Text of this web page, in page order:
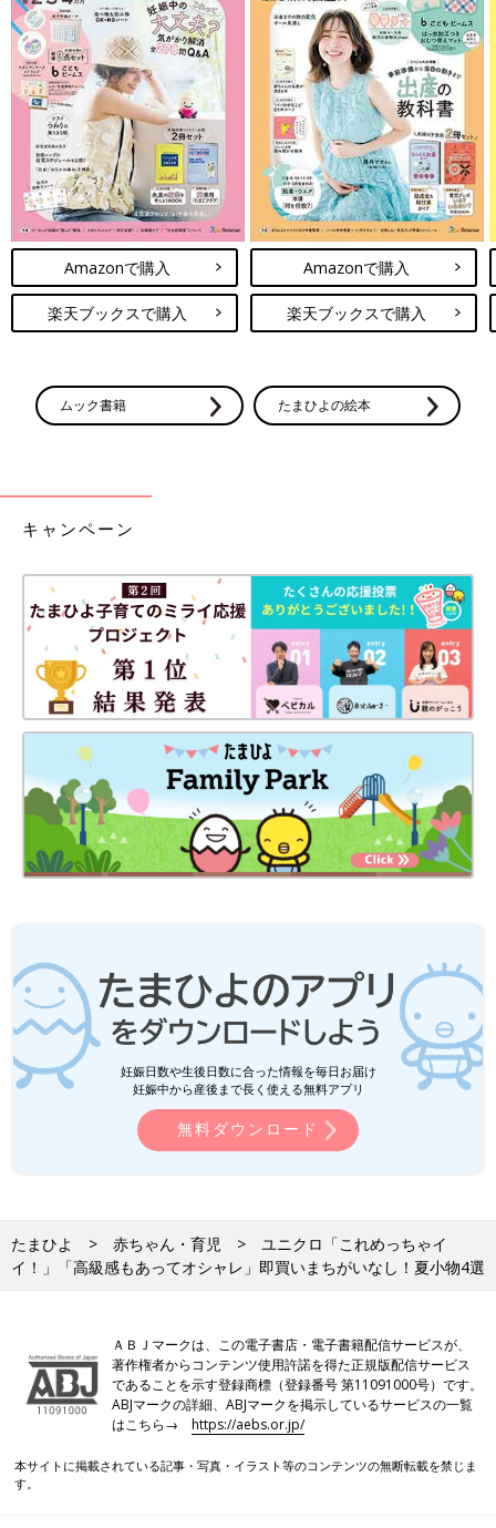
Amazonで購入
楽天ブックスで購入
Amazonで購入
楽天ブックスで購入
ムック書籍 たまひよの絵本
キャンペーン
妊娠日数や生後日数に合った情報を毎日お届け
妊娠中から産後まで長く使える無料アプリ
無料ダウンロード
たまひよ 赤ちゃん・育児
ユニクロ「これめっちゃイ
イ！」「高級感もあってオシャレ」即買いまちがいなし！夏小物4選
ＡＢＪマークは、この電子書店・電子書籍配信サービスが、
著作権者からコンテンツ使用許諾を得た正規版配信サービス
であることを示す登録商標（登録番号 第11091000号）です。
ABJマークの詳細、ABJマークを掲示しているサービスの一覧
はこちら→https://aebs.or.jp/
本サイトに掲載されている記事・写真・イラスト等のコンテンツの無断転載を禁じま
す。